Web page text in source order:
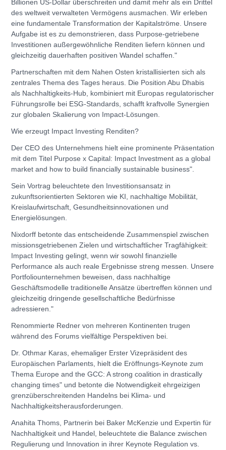
Billionen US-Dollar überschreiten und damit mehr als ein Drittel
des weltweit verwalteten Vermögens ausmachen. Wir erleben
eine fundamentale Transformation der Kapitalströme. Unsere
Aufgabe ist es zu demonstrieren, dass Purpose-getriebene
Investitionen außergewöhnliche Renditen liefern können und
gleichzeitig dauerhaften positiven Wandel schaffen."
Partnerschaften mit dem Nahen Osten kristallisierten sich als
zentrales Thema des Tages heraus. Die Position Abu Dhabis
als Nachhaltigkeits-Hub, kombiniert mit Europas regulatorischer
Führungsrolle bei ESG-Standards, schafft kraftvolle Synergien
zur globalen Skalierung von Impact-Lösungen.
Wie erzeugt Impact Investing Renditen?
Der CEO des Unternehmens hielt eine prominente Präsentation
mit dem Titel Purpose x Capital: Impact Investment as a global
market and how to build financially sustainable business".
Sein Vortrag beleuchtete den Investitionsansatz in
zukunftsorientierten Sektoren wie KI, nachhaltige Mobilität,
Kreislaufwirtschaft, Gesundheitsinnovationen und
Energielösungen.
Nixdorff betonte das entscheidende Zusammenspiel zwischen
missionsgetriebenen Zielen und wirtschaftlicher Tragfähigkeit:
Impact Investing gelingt, wenn wir sowohl finanzielle
Performance als auch reale Ergebnisse streng messen. Unsere
Portfoliounternehmen beweisen, dass nachhaltige
Geschäftsmodelle traditionelle Ansätze übertreffen können und
gleichzeitig dringende gesellschaftliche Bedürfnisse
adressieren."
Renommierte Redner von mehreren Kontinenten trugen
während des Forums vielfältige Perspektiven bei.
Dr. Othmar Karas, ehemaliger Erster Vizepräsident des
Europäischen Parlaments, hielt die Eröffnungs-Keynote zum
Thema Europe and the GCC: A strong coalition in drastically
changing times" und betonte die Notwendigkeit ehrgeizigen
grenzüberschreitenden Handelns bei Klima- und
Nachhaltigkeitsherausforderungen.
Anahita Thoms, Partnerin bei Baker McKenzie und Expertin für
Nachhaltigkeit und Handel, beleuchtete die Balance zwischen
Regulierung und Innovation in ihrer Keynote Regulation vs.